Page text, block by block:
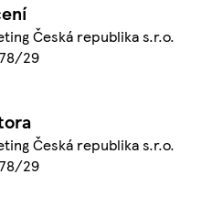
Česká republika s.r.o.
29
Česká republika s.r.o.
29